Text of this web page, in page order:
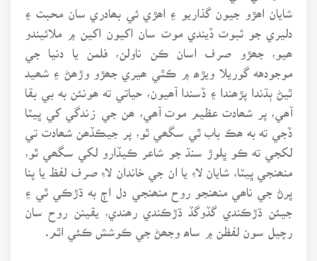
شايان اھڙو جيون گذاريو ۽ اھڙي ئي بھادري سان محبت ۽
دليري جو ثبوت ڏيندي موت سان اکيون اکين ۾ ملائيندو
ھيو، جھڙو صرف اسان ڪن ناولن، فلمن يا دنيا جي
موجودهه گوريلا ويڙھ ۾ ڪٿي ھيري جھڙو وڙھڻ ۽ شھيد
ٿيڻ ٻڌندا پڙھندا ۽ ڏسندا آھيون، حياتي ته ھونئن به بي بقا
آھي، پر شھادت عظيم موت آھي، ھن جي زندگي کي ڀيٽا
ڏجي ته به ھڪ باب ٿي سگھي ٿو، پر جيڪڏھن شھادت تي
لکجي ته ڪو ڀلوڙ سنڌ جو شاعر ڪيڏارو لکي سگھي ٿو،
منھنجي ڀيٽا، شايان لاءِ يا ان جي خاندان لاءِ صرف لفظ يا پنا
ڀرڻ جي ناھي منھنجو روح منھنجي دل اڄ به ڌڙڪي ٿي ۽
جيئن ڌڙڪندي گڏوگڏ ڌڙڪندي رھندي، يقينن روح سان
رچيل سون لفظن ۾ ساھ وجھڻ جي ڪوشش ڪئي اٿم.